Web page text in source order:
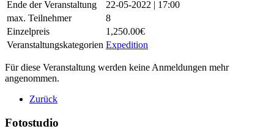
Ende der Veranstaltung
22-05-2022 | 17:00
max. Teilnehmer
8
Einzelpreis
1,250.00€
Veranstaltungskategorien Expedition
Für diese Veranstaltung werden keine Anmeldungen mehr
angenommen.
Zurück
Fotostudio